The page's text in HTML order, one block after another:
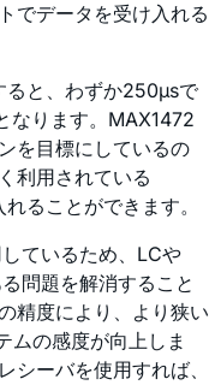
でデータを受け入れる
ると、わずか250µsで
なります。MAX1472
を目標にしているの
利用されている
ることができます。
ているため、LCや
問題を解消すること
精度により、より狭い
ムの感度が向上しま
ーバを使用すれば、